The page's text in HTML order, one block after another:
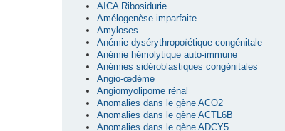
AICA Ribosidurie
Amélogenèse imparfaite
Amyloses
Anémie dysérythropoïétique congénitale
Anémie hémolytique auto-immune
Anémies sidéroblastiques congénitales
Angio-œdème
Angiomyolipome rénal
Anomalies dans le gène ACO2
Anomalies dans le gène ACTL6B
Anomalies dans le gène ADCY5